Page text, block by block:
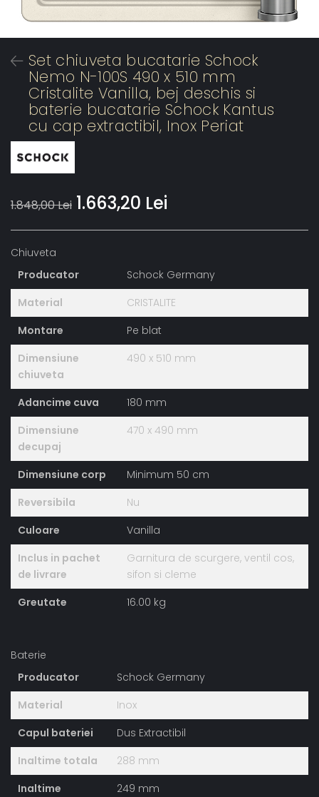
Set chiuveta bucatarie Schock
Nemo N-100S 490 x 510 mm
Cristalite Vanilla, bej deschis si
baterie bucatarie Schock Kantus
cu cap extractibil, Inox Periat
1.848,00 Lei 1.663,20 Lei
Chiuveta
Producator
Schock Germany
Material
CRISTALITE
Montare
Pe blat
Dimensiune
chiuveta
490 x 510 mm
Adancime cuva
180 mm
Dimensiune
decupaj
470 x 490 mm
Dimensiune corp
Minimum 50 cm
Reversibila
Nu
Culoare
Vanilla
Inclus in pachet
de livrare
Garnitura de scurgere, ventil cos,
sifon si cleme
Greutate
16.00 kg
Baterie
Producator
Schock Germany
Material
Inox
Capul bateriei
Dus Extractibil
Inaltime totala
288 mm
Inaltime
249 mm